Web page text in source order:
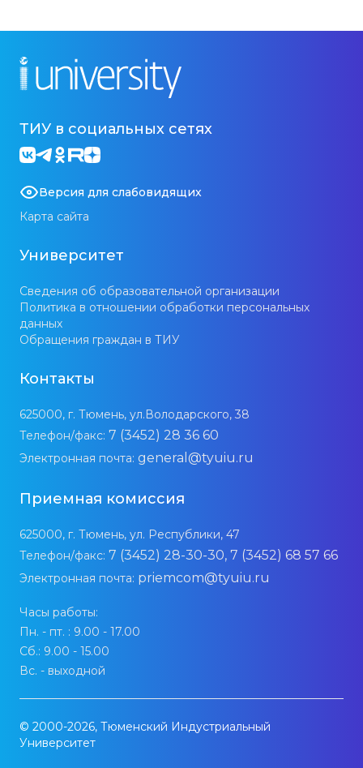
ТИУ в социальных сетях
Версия для слабовидящих
Карта сайта
Университет
Сведения об образовательной организации
Политика в отношении обработки персональных
данных
Обращения граждан в ТИУ
Контакты
625000, г. Тюмень, ул.Володарского, 38
Телефон/факс: 7 (3452) 28 36 60
Электронная почта: general@tyuiu.ru
Приемная комиссия
625000, г. Тюмень, ул. Республики, 47
Телефон/факс: 7 (3452) 28-30-30, 7 (3452) 68 57 66
Электронная почта: priemcom@tyuiu.ru
Часы работы:
Пн. - пт. : 9.00 - 17.00
Сб.: 9.00 - 15.00
Вс. - выходной
© 2000-2026, Тюменский Индустриальный
Университет